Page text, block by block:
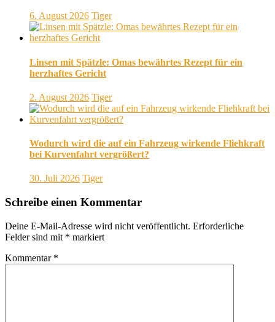
6. August 2026 Tiger
Linsen mit Spätzle: Omas bewährtes Rezept für ein
herzhaftes Gericht
2. August 2026 Tiger
Wodurch wird die auf ein Fahrzeug wirkende Fliehkraft
bei Kurvenfahrt vergrößert?
30. Juli 2026 Tiger
Schreibe einen Kommentar
Deine E-Mail-Adresse wird nicht veröffentlicht. Erforderliche
Felder sind mit * markiert
Kommentar *